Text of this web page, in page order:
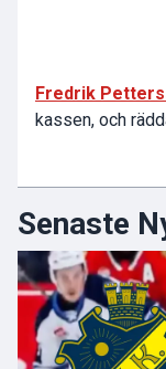
Fredrik
kassen, och
Senaste